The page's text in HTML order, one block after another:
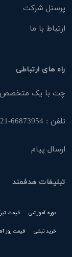
پرسنل شرکت
ارتباط با ما
راه های ارتباطی
چت با یک
تلفن : 66873954-21-98+
ارسال پیام
تبلیغات هدفمند
دوره آموزشی قیمت
خرید نبشی قیمت روز